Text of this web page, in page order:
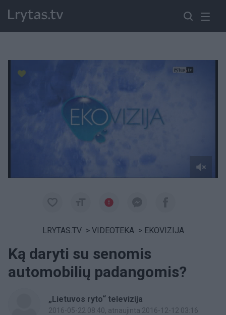
LRYTAS.TV > VIDEOTEKA > EKOVIZIJA
Ką daryti su senomis
automobilių padangomis?
„Lietuvos ryto“ televizija
2016-05-22 08:40, atnaujinta 2016-12-12 03:16